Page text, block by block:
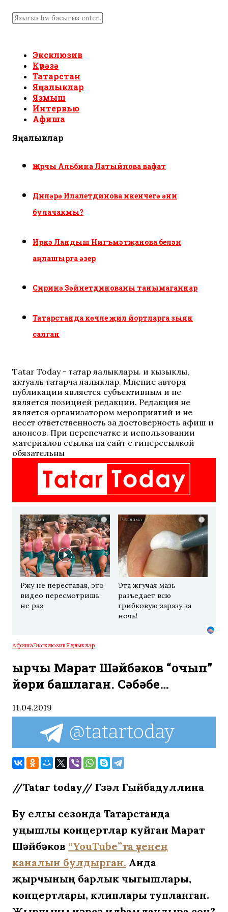
Эксклюзив
Күрәзә
Татарстан
Яңалыклар
Язмыш
Интервью
Афиша
Яңалыклар
Җырчы Альбина Латыйпова вафат
Диләрә Илалетдинова икенчегә әни
булачакмы?
Иркә Ландыш Нигъмәтҗанова белән
аңлашырга әзер
Сиринә Зәйнетдинованы танымаганнар
Татарстанда көчле җил йортларга зыян
салган
Tatar Today - татар яңалыклары. иң кызыклы,
актуаль татарча яңалыклар. Мнение автора
публикации является субъективным и не
является позицией редакции. Редакция не
является организатором мероприятий и не
несет ответственность за достоверность афиш и
анонсов. При перепечатке и использовании
материалов ссылка на сайт с гиперссылкой
обязательны
i
Ржу не переставая, это
видео пересмотришь
не раз
i
Эта жгучая мазь
разъедает всю
грибковую заразу за
ночь!
АфишаЭксклюзивЯңалыклар
Җырчы Марат Шәйбәков “очып”
йөри башлаган. Сәбәбе…
11.04.2019
//Tatar today// Гүзәл Гыйбадуллина
Бу елгы сезонда Татарстанда
уңышлы концертлар куйган Марат
Шәйбәков “YouTube”та үзенең
каналын булдырган. Анда
җырчының барлык чыгышлары,
концертлары, клиплары тупланган.